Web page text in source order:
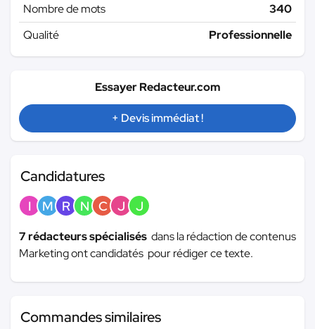
Nombre de mots
340
Qualité
Professionnelle
Essayer Redacteur.com
+ Devis immédiat !
Candidatures
I M R N C J J
7 rédacteurs spécialisés dans la rédaction de contenus
Marketing ont candidatés pour rédiger ce texte.
Commandes similaires